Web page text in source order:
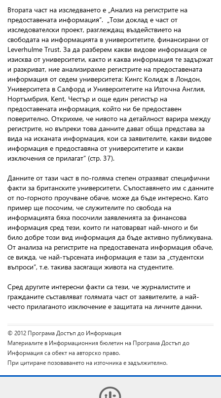
Втората част на изследването е „Анализ на регистрите на
предоставената информация”. „Този доклад е част от
изследователски проект, разглеждащ въздействието на
свободата на информацията в университетите, финансирани от
Leverhulme Trust. За да разберем какви видове информация се
изисква от университети, както и каква информация те задържат
и разкриват, ние анализирахме регистрите на предоставената
информация от седем университета: Кингс Колидж в Лондон,
Университета в Салфорд и Университетите на Източна Англия,
Нортъмбрия, Kent, Честър и още един регистър на
предоставената информация, който ни бе предоставен
поверително. Открихме, че нивото на детайлност варира между
регистрите, но въпреки това данните дават обща представа за
вида на исканата информация, кои са заявителите, какви видове
информация е предоставяна от университетите и какви
изключения се прилагат” (стр. 37).
Данните от тази част в по-голяма степен отразяват специфични
факти за британските университети. Съпоставянето им с данните
от по-горното проучване обаче, може да бъде интересно. Като
пример ще посочим, че служителите по свобода на
информацията бяха посочили заявленията за финансова
информация сред тези, които ги натоварват най-много и би
било добре този вид информация да бъде активно публикувана.
От анализа на регистрите на предоставената информация обаче,
се вижда, че най-търсената информация е тази за „студентски
въпроси”, т.е. такива засягащи живота на студентите.
Сред другите интересни факти са тези, че журналистите и
гражданите съставляват голямата част от заявителите, а най-
често прилаганото изключение е защитата на личните данни.
© 2012 Програма Достъп до Информация
Материалите в Информационния бюлетин на Програма Достъп до
Информация са обект на авторско право.
При цитиране позоваването на източника е задължително.